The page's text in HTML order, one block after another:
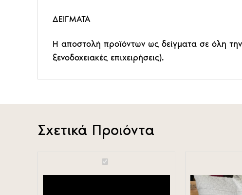
ΔΕΙΓΜΑΤΑ
Η αποστολή προϊόντων ως δείγματα σε όλη
ξενοδοχειακές επιχειρήσεις).
Σχετικά Προιόντα
γίγας
Ζακαρ